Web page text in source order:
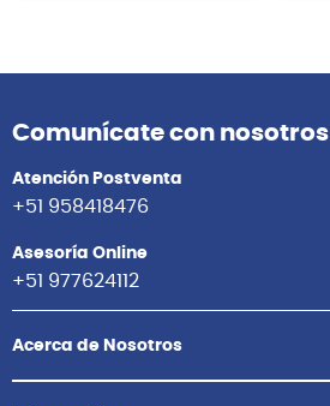
Comunícate con nosotros
Atención Postventa
+51 958418476
Asesoría Online
+51 977624112
Acerca de Nosotros